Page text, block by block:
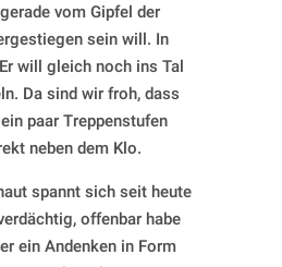
vom Gipfel der
sein will. In
will gleich noch ins Tal
Da sind wir froh, dass
paar Treppenstufen
neben dem Klo.
spannt sich seit heute
offenbar habe
ein Andenken in Form